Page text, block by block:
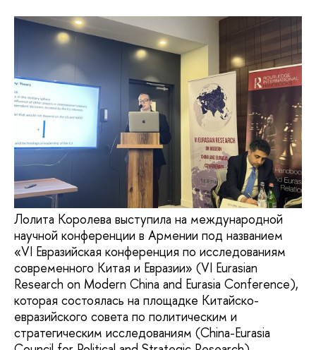
Лолита Королева выступила на международной
научной конференции в Армении под названием
«VI Евразийская конференция по исследованиям
современного Китая и Евразии» (VI Eurasian
Research on Modern China and Eurasia Conference),
которая состоялась на площадке Китайско-
евразийского совета по политическим и
стратегическим исследованиям (China-Eurasia